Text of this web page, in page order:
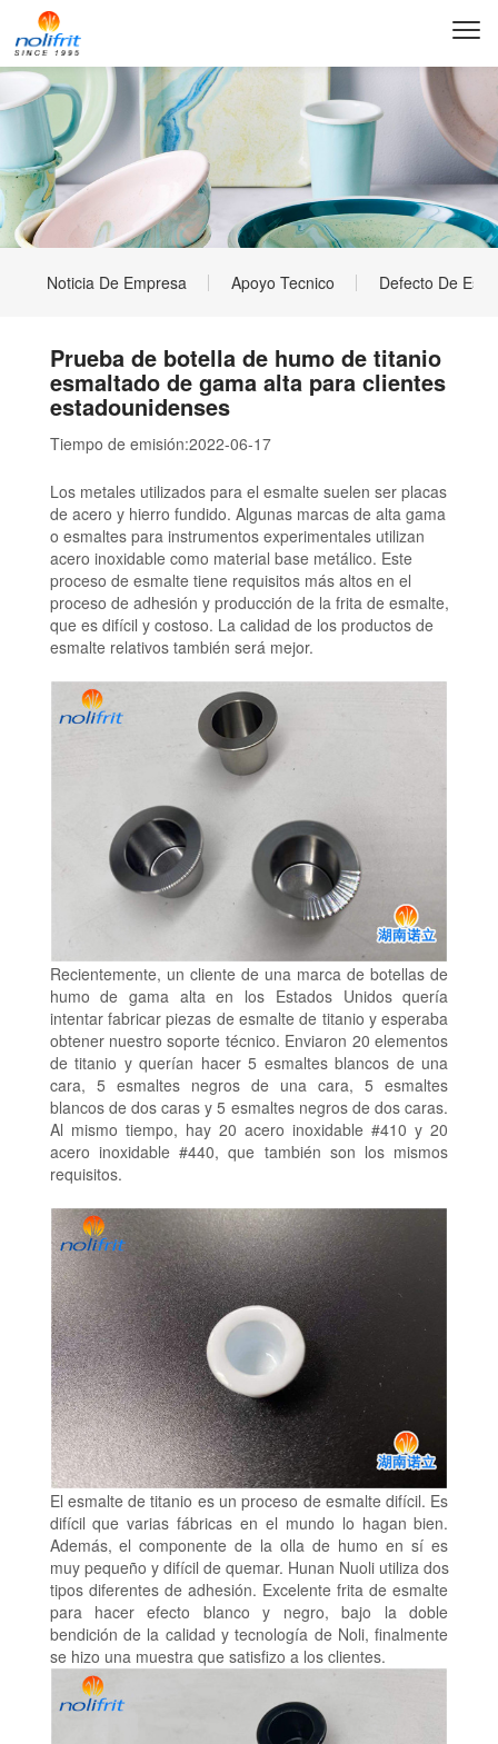
Noticia De Empresa Apoyo Tecnico Defecto De
Prueba de botella de humo de titanio
esmaltado de gama alta para clientes
estadounidenses
Tiempo de emisión:2022-06-17
Los metales utilizados para el esmalte suelen ser placas
de acero y hierro fundido. Algunas marcas de alta gama
o esmaltes para instrumentos experimentales utilizan
acero inoxidable como material base metálico. Este
proceso de esmalte tiene requisitos más altos en el
proceso de adhesión y producción de la frita de esmalte,
que es difícil y costoso. La calidad de los productos de
esmalte relativos también será mejor.
Recientemente, un cliente de una marca de botellas de
humo de gama alta en los Estados Unidos quería
intentar fabricar piezas de esmalte de titanio y esperaba
obtener nuestro soporte técnico. Enviaron 20 elementos
de titanio y querían hacer 5 esmaltes blancos de una
cara, 5 esmaltes negros de una cara, 5 esmaltes
blancos de dos caras y 5 esmaltes negros de dos caras.
Al mismo tiempo, hay 20 acero inoxidable #410 y 20
acero inoxidable #440, que también son los mismos
requisitos.
El esmalte de titanio es un proceso de esmalte difícil. Es
difícil que varias fábricas en el mundo lo hagan bien.
Además, el componente de la olla de humo en sí es
muy pequeño y difícil de quemar. Hunan Nuoli utiliza dos
tipos diferentes de adhesión. Excelente frita de esmalte
para hacer efecto blanco y negro, bajo la doble
bendición de la calidad y tecnología de Noli, finalmente
se hizo una muestra que satisfizo a los clientes.